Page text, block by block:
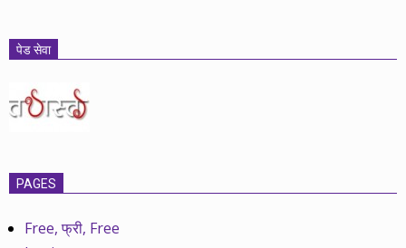
पेड सेवा
PAGES
Free, फ्री, Free